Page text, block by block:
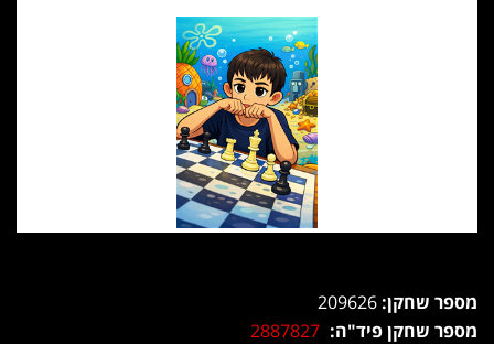
מספר שחקן:
מספר שחקן פיד"ה: 2887827